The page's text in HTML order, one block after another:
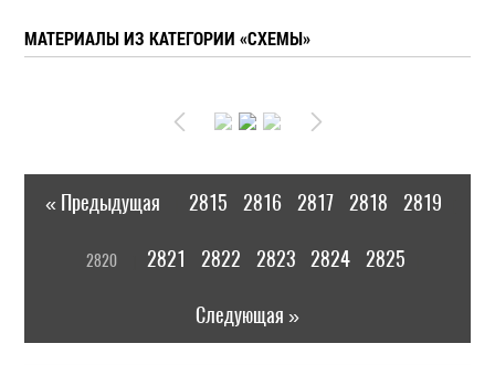
МАТЕРИАЛЫ ИЗ КАТЕГОРИИ «СХЕМЫ»
« Предыдущая 2815 2816 2817 2818 2819
2820 2821 2822 2823 2824 2825
Следующая »